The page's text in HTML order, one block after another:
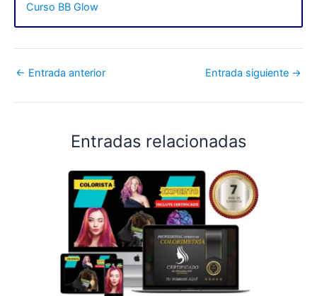
Curso BB Glow
← Entrada anterior Entrada siguiente →
Entradas relacionadas